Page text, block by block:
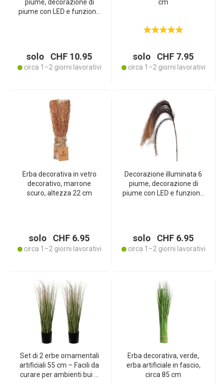
piume, decorazione di
piume con LED e funzione
solo CHF 10.95
circa 1–2 giorni lavorativi
cm
solo CHF 7.95
circa 1–2 giorni lavorativi
Erba decorativa in vetro
decorativo, marrone
scuro, altezza 22 cm
solo CHF 6.95
circa 1–2 giorni lavorativi
Decorazione illuminata 6
piume, decorazione di
piume con LED e funzione
solo CHF 6.95
circa 1–2 giorni lavorativi
Set di 2 erbe ornamentali
artificiali 55 cm – Facili da
curare per ambienti bui –
Erba decorativa, verde,
erba artificiale in fascio,
circa 85 cm